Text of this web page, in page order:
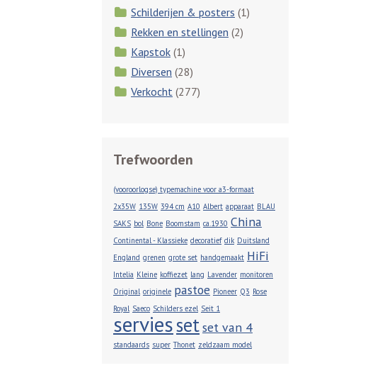
Schilderijen & posters (1)
Rekken en stellingen (2)
Kapstok (1)
Diversen (28)
Verkocht (277)
Trefwoorden
(vooroorlogse) typemachine voor a3-formaat
2x35W 135W 394 cm A10 Albert apparaat BLAU
SAKS bol Bone Boomstam ca.1930 China
Continental - Klassieke decoratief dik Duitsland
England grenen grote set handgemaakt HiFi
Intelia Kleine koffiezet lang Lavender monitoren
Original originele pastoe Pioneer Q3 Rose
Royal Saeco Schilders ezel Seit 1
serviessetset van 4
standaards super Thonet zeldzaam model